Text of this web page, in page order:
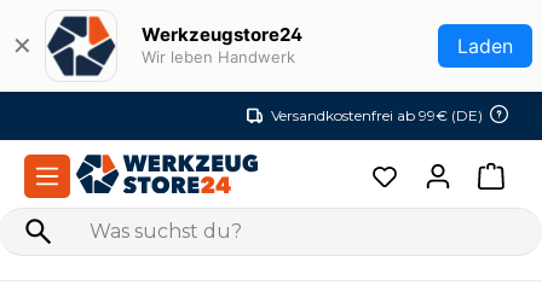
Zum Hauptinhalt springen
✕ Werkzeugstore24
Wir leben Handwerk Laden
Versandkostenfrei ab 99€ (DE)